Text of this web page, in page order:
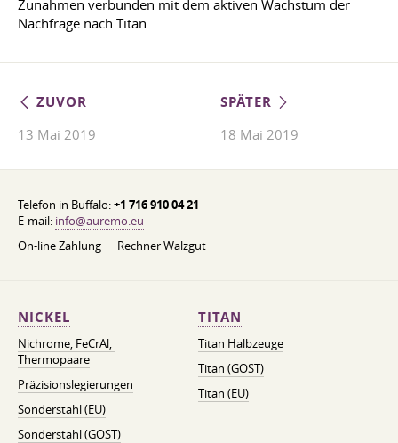
Zunahmen verbunden mit dem aktiven Wachstum der
Nachfrage nach Titan.
ZUVOR
13 Mai 2019
SPÄTER
18 Mai 2019
Telefon in Buffalo:+1 716 910 04 21
E-mail: info@auremo.eu
On-line Zahlung
Rechner Walzgut
NICKEL
Nichrome, FeСrAl, ​​
Thermopaare
Präzisionslegierungen
Sonderstahl (EU)
Sonderstahl (GOST)
TITAN
Titan Halbzeuge
Titan (GOST)
Titan (EU)